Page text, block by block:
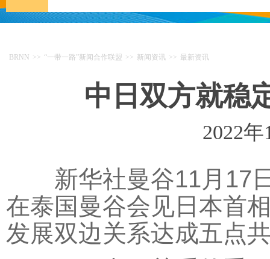
BRNN >> “一带一路”新闻合作联盟 >> 新闻资讯 >> 最新资讯
中日双方就稳
2022
新华社曼谷11月17日
在泰国曼谷会见日本首
发展双边关系达成五点